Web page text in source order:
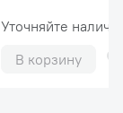
Уточняйте
В корзину